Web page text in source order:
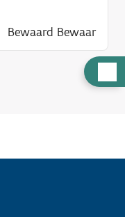
u
Bewaard Bewaar